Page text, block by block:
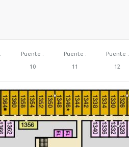
Puente .
10
Puente .
11
Puente .
12